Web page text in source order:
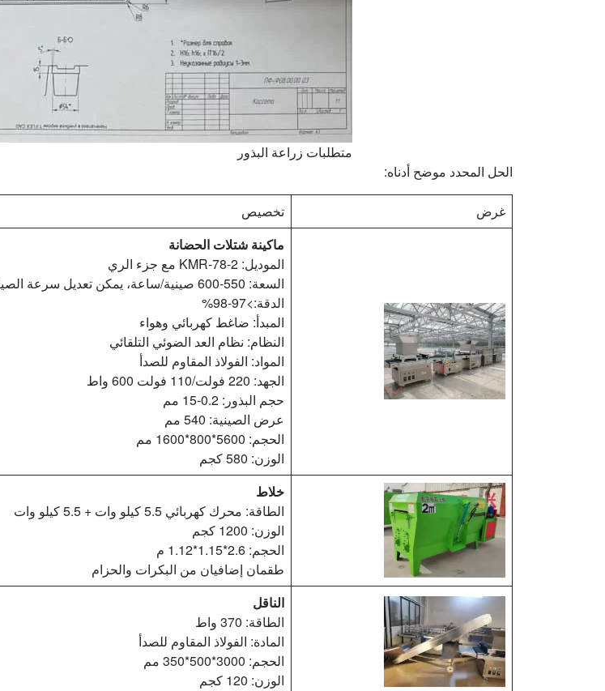
متطلبات زراعة البذور
الحل المحدد موضح أدناه:
غرض تخصيص
ماكينة شتلات الحضانة
الموديل: KMR-78-2 مع جزء الري
السعة: 550-600 صينية/ساعة، يمكن تعديل سرعة الصينية
الدقة:>97-98%
المبدأ: ضاغط كهربائي وهواء
النظام: نظام العد الضوئي التلقائي
المواد: الفولاذ المقاوم للصدأ
الجهد: 220 فولت/110 فولت 600 واط
حجم البذور: 0.2-15 مم
عرض الصينية: 540 مم
الحجم: 5600*800*1600 مم
الوزن: 580 كجم
خلاط
الطاقة: محرك كهربائي 5.5 كيلو وات + 5.5 كيلو وات
الوزن: 1200 كجم
الحجم: 2.6*1.15*1.12 م
طقمان إضافيان من البكرات والحزام
الناقل
الطاقة: 370 واط
المادة: الفولاذ المقاوم للصدأ
الحجم: 3000*500*350 مم
الوزن: 120 كجم